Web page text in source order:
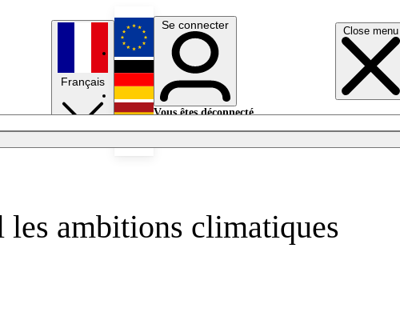
Close menu
Français
English
Deutsch
Se connecter
Vous êtes déconnecté.
les ambitions climatiques